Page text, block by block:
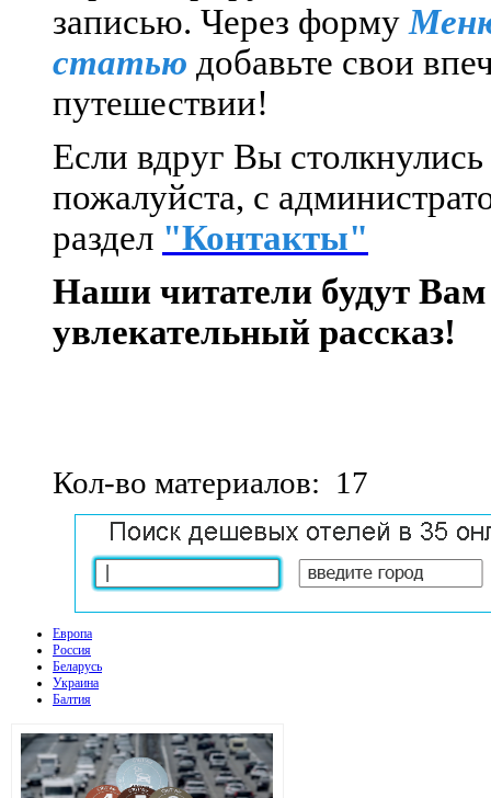
записью. Через форму
статью добавьте свои
путешествии!
Если вдруг Вы
пожалуйста, с
раздел "Контакты"
Наши читатели будут
увлекательный рассказ!
Кол-во материалов: 17
Европа
Россия
Беларусь
Украина
Балтия